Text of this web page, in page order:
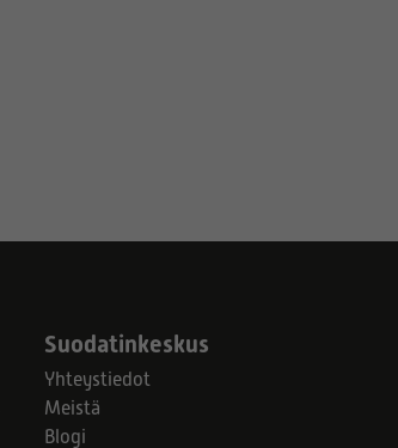
Suodatinkeskus
Yhteystiedot
Meistä
Blogi